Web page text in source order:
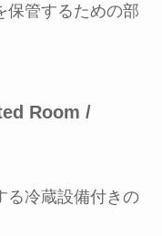
保管するための部
Room /
る冷蔵設備付きの